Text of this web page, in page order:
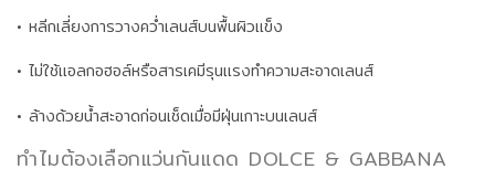
• หลีกเลี่ยงการวางคว่ำเลนส์บนพื้นผิวแข็ง
• ไม่ใช้แอลกอฮอล์หรือสารเคมีรุนแรงทำความสะอาดเลนส์
• ล้างด้วยน้ำสะอาดก่อนเช็ดเมื่อมีฝุ่นเกาะบนเลนส์
ทำไมต้องเลือกแว่นกันแดด DOLCE & GABBANA